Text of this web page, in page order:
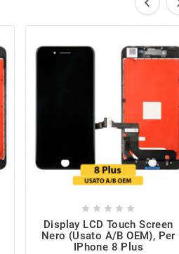
    
Display LCD Touch Screen
Nero (Usato A/B OEM), Per
IPhone 8 Plus